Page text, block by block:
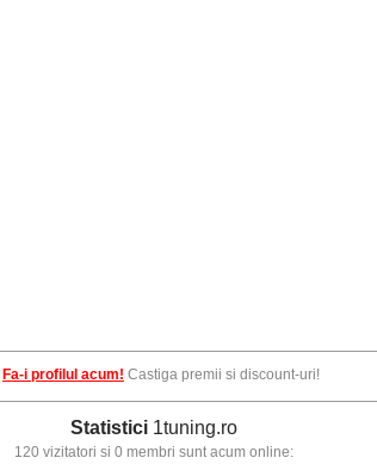
Fa-i profilul acum! Castiga premii si discount-uri!
Statistici 1tuning.ro
120 vizitatori si 0 membri sunt acum online: